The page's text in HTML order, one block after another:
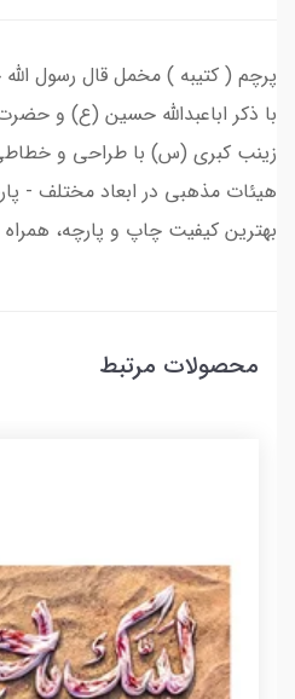
پرچم ( کتیبه ) مخمل قال رسول
با ذکر اباعبدالله حسین (ع) و
زینب کبری (س) با طراحی و
هیئات مذهبی در ابعاد مختلف -
بهترین کیفیت چاپ و پارچه،
محصولات مرتبط